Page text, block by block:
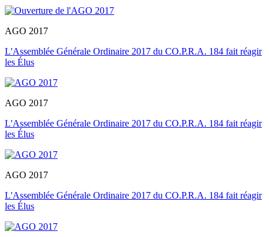
AGO 2017
L'Assemblée Générale Ordinaire 2017 du CO.P.R.A. 184 fait réagir
les Élus
AGO 2017
L'Assemblée Générale Ordinaire 2017 du CO.P.R.A. 184 fait réagir
les Élus
AGO 2017
L'Assemblée Générale Ordinaire 2017 du CO.P.R.A. 184 fait réagir
les Élus